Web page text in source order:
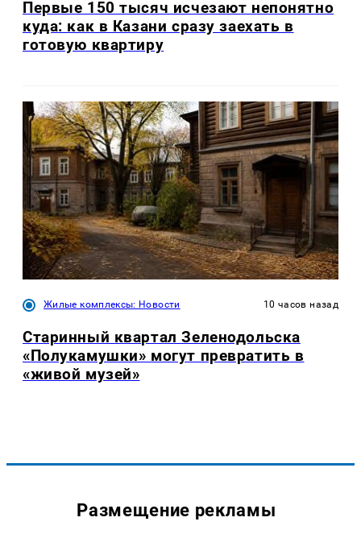
Первые 150 тысяч исчезают непонятно
куда: как в Казани сразу заехать в
готовую квартиру
Жилые комплексы: Новости 10 часов назад
Старинный квартал Зеленодольска
«Полукамушки» могут превратить в
«живой музей»
Размещение рекламы